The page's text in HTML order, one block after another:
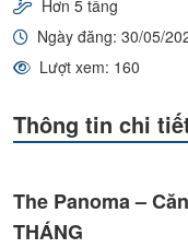
Hơn 5 tầng
Ngày đăng: 30/05/
Lượt xem: 160
Thông tin chi
​The Panoma –
THÁNG